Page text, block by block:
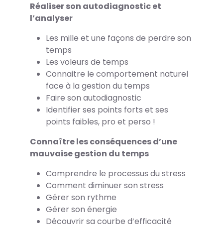
Réaliser son autodiagnostic et
l’analyser
Les mille et une façons de perdre son
temps
Les voleurs de temps
Connaitre le comportement naturel
face à la gestion du temps
Faire son autodiagnostic
Identifier ses points forts et ses
points faibles, pro et perso !
Connaître les conséquences d’une
mauvaise gestion du temps
Comprendre le processus du stress
Comment diminuer son stress
Gérer son rythme
Gérer son énergie
Découvrir sa courbe d’efficacité